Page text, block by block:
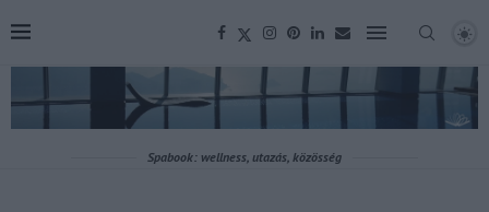
Spabook: wellness, utazás, közösség